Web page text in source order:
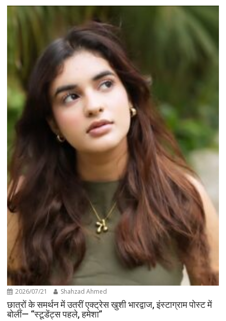
2026/07/21 Shahzad Ahmed
छात्रों के समर्थन में उतरीं एक्ट्रेस खुशी भारद्वाज, इंस्टाग्राम पोस्ट में
बोलीं— “स्टूडेंट्स पहले, हमेशा”